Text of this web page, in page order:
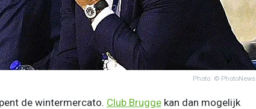
Photo: © PhotoNews
de wintermercato. Club Bruggekan dan mogelijk